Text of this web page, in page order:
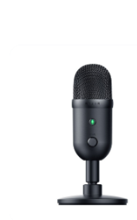
MP3-плееры и
портативное аудио
Спутниковое и